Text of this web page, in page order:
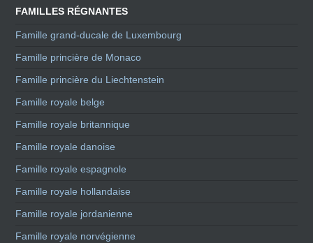
FAMILLES RÉGNANTES
Famille grand-ducale de Luxembourg
Famille princière de Monaco
Famille princière du Liechtenstein
Famille royale belge
Famille royale britannique
Famille royale danoise
Famille royale espagnole
Famille royale hollandaise
Famille royale jordanienne
Famille royale norvégienne